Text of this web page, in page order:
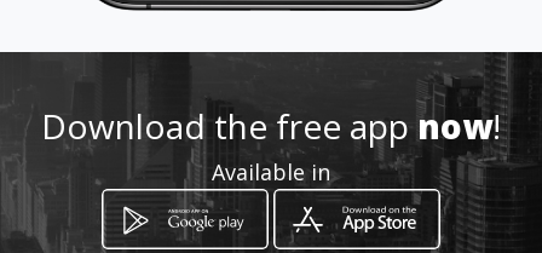
http://www.neoderma-
profesionales.com
Location -
Download the free appnow!
Available in